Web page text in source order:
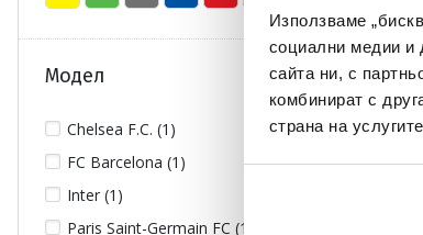
Използваме
социални медии и
сайта ни, с
комбинират с
страна на
Модел
Chelsea F.C. (1)
FC Barcelona (1)
Inter (1)
Paris Saint-Germain FC (1)
14,29
10,00
ONLY